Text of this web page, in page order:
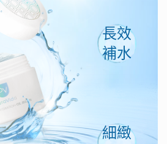
長效
補水
細緻